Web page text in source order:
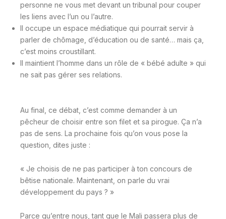
personne ne vous met devant un tribunal pour couper
les liens avec l’un ou l’autre.
Il occupe un espace médiatique qui pourrait servir à
parler de chômage, d’éducation ou de santé… mais ça,
c’est moins croustillant.
Il maintient l’homme dans un rôle de « bébé adulte » qui
ne sait pas gérer ses relations.
Au final, ce débat, c’est comme demander à un
pêcheur de choisir entre son filet et sa pirogue. Ça n’a
pas de sens. La prochaine fois qu’on vous pose la
question, dites juste :
« Je choisis de ne pas participer à ton concours de
bêtise nationale. Maintenant, on parle du vrai
développement du pays ? »
Parce qu’entre nous, tant que le Mali passera plus de